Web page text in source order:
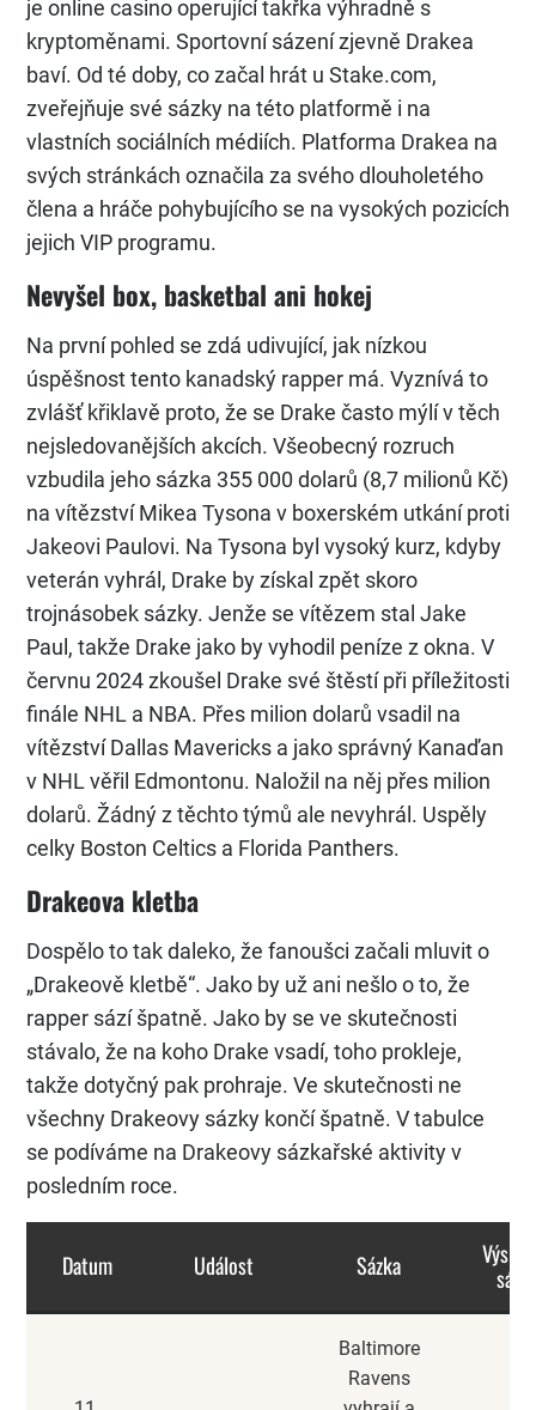
je online casino operující takřka výhradně s
kryptoměnami. Sportovní sázení zjevně Drakea
baví. Od té doby, co začal hrát u Stake.com,
zveřejňuje své sázky na této platformě i na
vlastních sociálních médiích. Platforma Drakea na
svých stránkách označila za svého dlouholetého
člena a hráče pohybujícího se na vysokých pozicích
jejich VIP programu.
Nevyšel box, basketbal ani hokej
Na první pohled se zdá udivující, jak nízkou
úspěšnost tento kanadský rapper má. Vyznívá to
zvlášť křiklavě proto, že se Drake často mýlí v těch
nejsledovanějších akcích. Všeobecný rozruch
vzbudila jeho sázka 355 000 dolarů (8,7 milionů Kč)
na vítězství Mikea Tysona v boxerském utkání proti
Jakeovi Paulovi. Na Tysona byl vysoký kurz, kdyby
veterán vyhrál, Drake by získal zpět skoro
trojnásobek sázky. Jenže se vítězem stal Jake
Paul, takže Drake jako by vyhodil peníze z okna. V
červnu 2024 zkoušel Drake své štěstí při příležitosti
finále NHL a NBA. Přes milion dolarů vsadil na
vítězství Dallas Mavericks a jako správný Kanaďan
v NHL věřil Edmontonu. Naložil na něj přes milion
dolarů. Žádný z těchto týmů ale nevyhrál. Uspěly
celky Boston Celtics a Florida Panthers.
Drakeova kletba
Dospělo to tak daleko, že fanoušci začali mluvit o
„Drakeově kletbě“. Jako by už ani nešlo o to, že
rapper sází špatně. Jako by se ve skutečnosti
stávalo, že na koho Drake vsadí, toho prokleje,
takže dotyčný pak prohraje. Ve skutečnosti ne
všechny Drakeovy sázky končí špatně. V tabulce
se podíváme na Drakeovy sázkařské aktivity v
posledním roce.
Datum Událost Sázka
Baltimore
Ravens